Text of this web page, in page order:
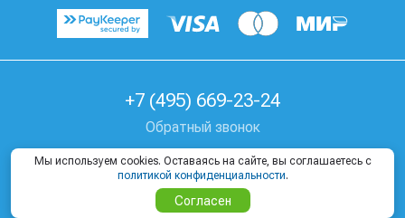
+7 (495) 669-23-24
Обратный звонок
г. Москва, Козицкий пер, д. 1А
Где купить тур
Мы используем cookies. Оставаясь на сайте, вы соглашаетесь с
политикой конфиденциальности.
Согласен